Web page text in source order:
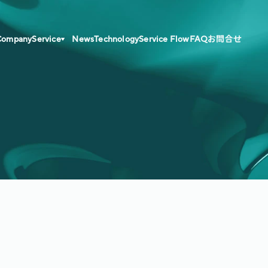
Service NewsTechnologyService FlowFAQお問合せ